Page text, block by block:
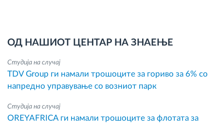
ОД НАШИОТ ЦЕНТАР НА ЗНАЕЊЕ
Студија на случај
TDV Group ги намали трошоците за гориво за 6% со
напредно управување со возниот парк
Студија на случај
OREYAFRICA ги намали трошоците за флотата за